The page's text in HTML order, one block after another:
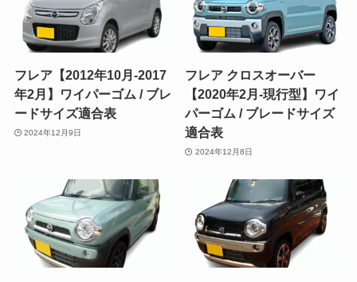
フレア【2012年10月-2017
年2月】ワイパーゴム / ブレ
ードサイズ適合表
2024年12月9日
フレア クロスオーバー
【2020年2月-現行型】ワイ
パーゴム / ブレードサイズ
適合表
2024年12月8日